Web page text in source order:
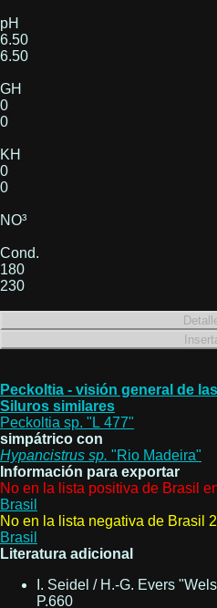
pH
6.50
6.50
GH
0
0
KH
0
0
NO³
Cond.
180
230
Peckoltia - visión general de
Siluros similares
Peckoltia sp. "L 477"
simpátrico con
Hypancistrus sp. "Rio Madeira"
Información para exportar
No en la lista positiva de Brasil
Brasil
No en la lista negativa de Brasil
Brasil
Literatura adicional
I. Seidel / H.-G. Evers
P.660